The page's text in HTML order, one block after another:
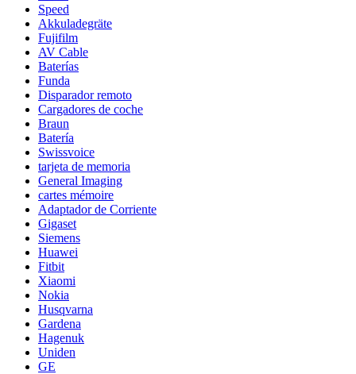
Speed
Akkuladegräte
Fujifilm
AV Cable
Baterías
Funda
Disparador remoto
Cargadores de coche
Braun
Batería
Swissvoice
tarjeta de memoria
General Imaging
cartes mémoire
Adaptador de Corriente
Gigaset
Siemens
Huawei
Fitbit
Xiaomi
Nokia
Husqvarna
Gardena
Hagenuk
Uniden
GE